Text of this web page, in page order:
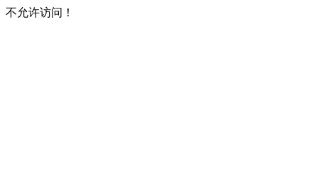
不允许访问！